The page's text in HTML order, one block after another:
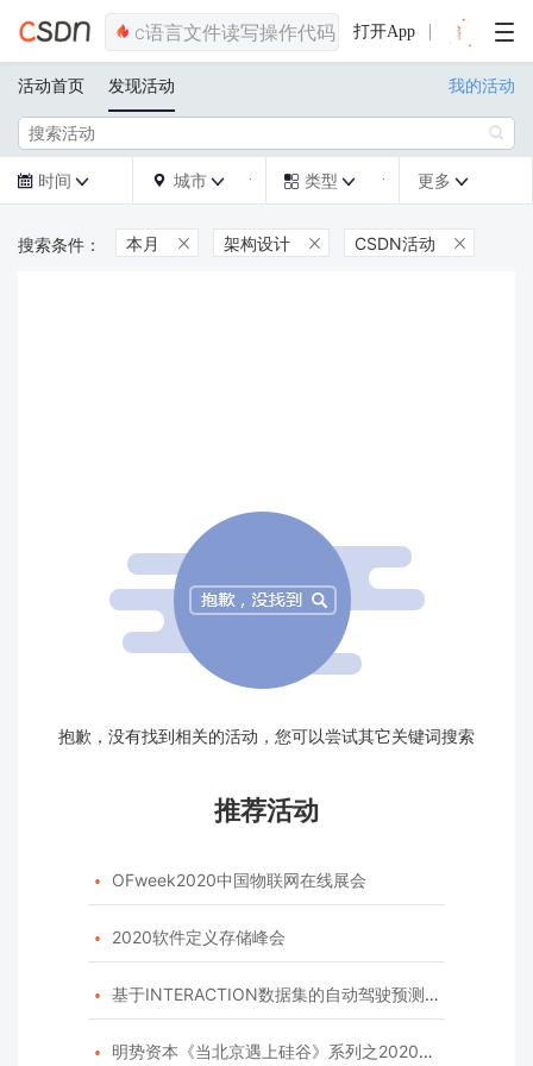
打开App
活动首页 发现活动 我的活动

 时间   城市   类型  更多 
本月  架构设计  CSDN活动 
抱歉，没有找到相关的活动，您可以尝试其它关键词搜索
推荐活动
 OFweek2020中国物联网在线展会
 2020软件定义存储峰会
 基于INTERACTION数据集的自动驾驶预测模型挑战赛
 明势资本《当北京遇上硅谷》系列之2020年度开源峰会